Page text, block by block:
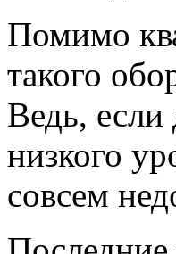
Помимо
такого
Ведь, если
низкого
совсем